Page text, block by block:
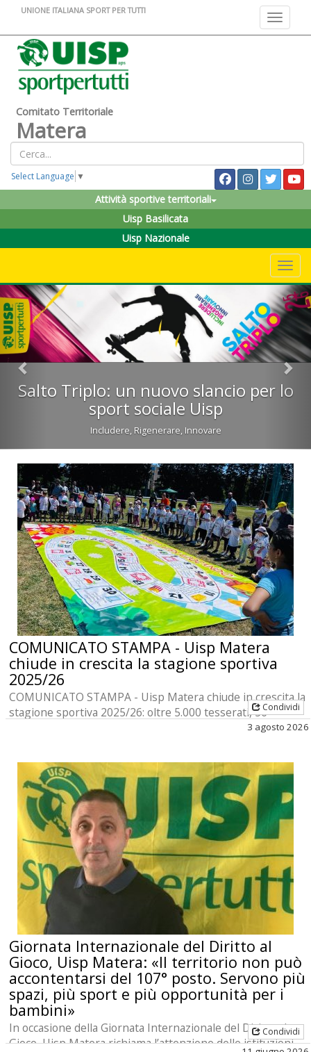
Toggle
UNIONE ITALIANA SPORT PER TUTTI
Comitato Territoriale
Matera
Select Language ▼
Attività sportive territoriali
Uisp Basilicata
Uisp Nazionale
Vivicittà 2025
Vivicittà – La corsa per la pace: l’evento promosso da UISP che celebra lo
sport come strumento di benessere, solidarietà e inclusione.
Previous
COMUNICATO STAMPA - Uisp Matera
chiude in crescita la stagione sportiva
2025/26
COMUNICATO STAMPA - Uisp Matera chiude in crescita la
stagione sportiva 2025/26: oltre 5.000 tesserati, 56
associazioni e migliaia di persone coinvolte nelle at [...]
Condividi
3 agosto 2026
Giornata Internazionale del Diritto al
Gioco, Uisp Matera: «Il territorio non può
accontentarsi del 107° posto. Servono più
spazi, più sport e più opportunità per i
bambini»
In occasione della Giornata Internazionale del Diritto al
Gioco, Uisp Matera richiama l’attenzione delle istituzioni,
Condividi
11 giugno 2026